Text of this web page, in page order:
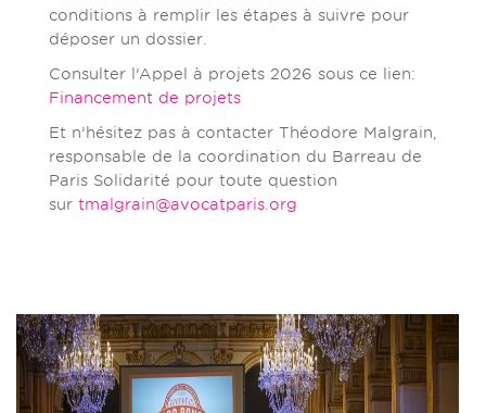
conditions à remplir les étapes à suivre pour
déposer un dossier.
Consulter l’Appel à projets 2026 sous ce lien:
Financement de projets
Et n’hésitez pas à contacter Théodore Malgrain,
responsable de la coordination du Barreau de
Paris Solidarité pour toute question
sur tmalgrain@avocatparis.org